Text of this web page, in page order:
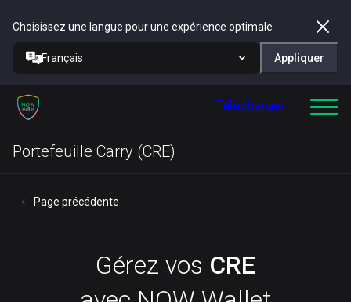
Choisissez une langue pour une expérience optimale
Français Appliquer
Télécharger
Portefeuille Carry (CRE)
Page précédente
Gérez vos CRE